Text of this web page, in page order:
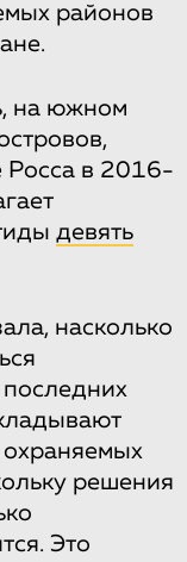
районов
на южном
Росса в 2016-
девять
насколько
охраняемых
решения
Это